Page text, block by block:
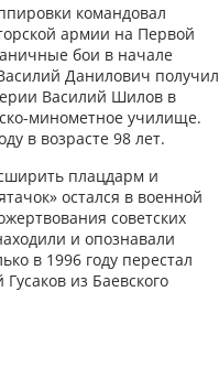
командовал
армии на Первой
бои в начале
Данилович получил
Василий Шилов в
минометное училище.
в возрасте 98 лет.
плацдарм и
остался в военной
советских
и опознавали
в 1996 году перестал
из Баевского